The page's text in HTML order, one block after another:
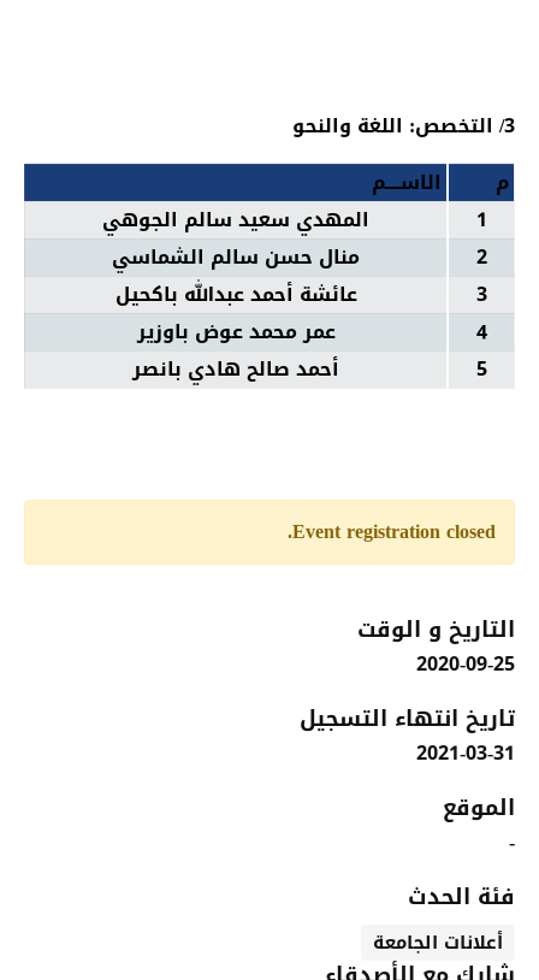
3/ التخصص: اللغة والنحو
م
الاســــم
1
المهدي سعيد سالم الجوهي
2
منال حسن سالم الشماسي
3
عائشة أحمد عبدالله باكحيل
4
عمر محمد عوض باوزير
5
أحمد صالح هادي بانصر
Event registration closed.
التاريخ و الوقت
2020-09-25
تاريخ انتهاء التسجيل
2021-03-31
الموقع
-
فئة الحدث
أعلانات الجامعة